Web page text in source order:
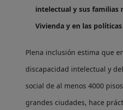
intelectual y sus familias
Vivienda y en las
Plena inclusión estima que
discapacidad intelectual y
social de al menos 4000
grandes ciudades, hace